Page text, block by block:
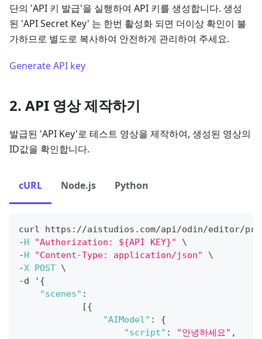
단의 'API 키 발급'을 실행하여 API 키를 생성합니다. 생성
된 'API Secret Key' 는 한번 활성화 되면 더이상 확인이 불
가하므로 별도로 복사하여 안전하게 관리하여 주세요.
Generate API key
2. API 영상 제작하기
발급된 'API Key'로 테스트 영상을 제작하여, 생성된 영상의
ID값을 확인합니다.
cURL Node.js Python
curl https : //aistudios . com/api/odin/editor/
-H "Authorization: ${API KEY}"
\
-H "Content-Type: application/json"
\
-X POST \
-d ' {
"scenes" :
[{
"AIModel" :
{
"script" : "안녕하세요" ,